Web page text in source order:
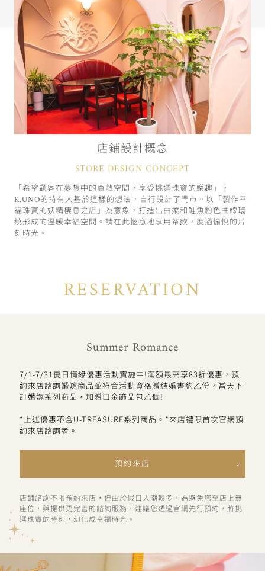
店鋪設計概念
STORE DESIGN CONCEPT
「希望顧客在夢想中的寬敞空間，享受挑選珠寶的樂趣」，
K.UNO的持有人基於這樣的想法，自行設計了門市。以「製作幸
福珠寶的妖精棲息之店」為意象，打造出由柔和鮭魚粉色曲線環
繞形成的溫暖幸福空間。請在此愜意地享用茶飲，度過愉悅的片
刻時光。
RESERVATION
Summer Romance
7/1-7/31夏日情緣優惠活動實施中!滿額最高享83折優惠，預
約來店諮詢婚嫁商品並符合活動資格贈結婚書約乙份，當天下
訂婚嫁系列商品，加贈口金飾品包乙個!
*上述優惠不含U-TREASURE系列商品。*來店禮限首次官網預
約來店諮詢者。
預約來店
店鋪諮詢不限預約來店，但由於假日人潮較多，為避免您至店上無
座位，與提供更完善的諮詢服務，建議您透過官網先行預約，將挑
選珠寶的時刻，幻化成幸福時光。